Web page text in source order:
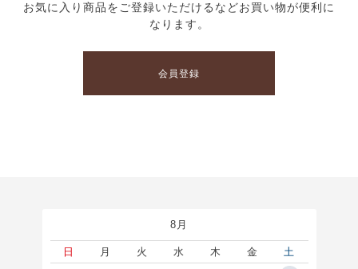
お気に入り商品をご登録いただけるなどお買い物が便利に
なります。
会員登録
8月
日 月 火 水 木 金
土